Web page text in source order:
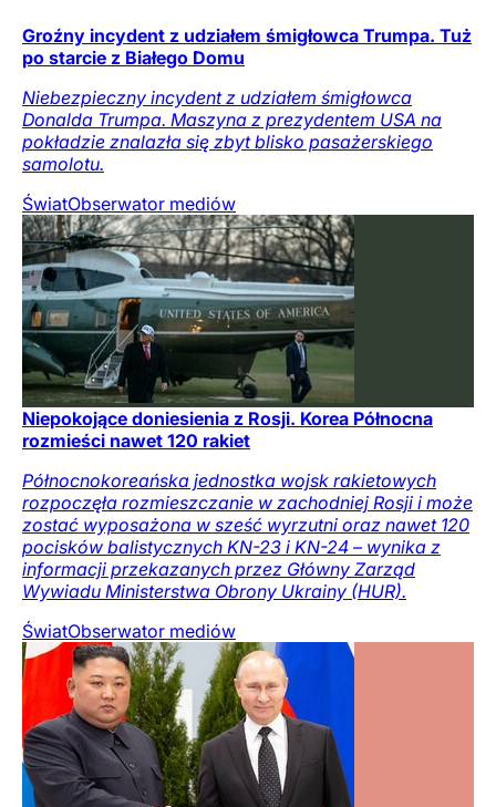
Groźny incydent z udziałem śmigłowca Trumpa. Tuż
po starcie z Białego Domu
Niebezpieczny incydent z udziałem śmigłowca
Donalda Trumpa. Maszyna z prezydentem USA na
pokładzie znalazła się zbyt blisko pasażerskiego
samolotu.
ŚwiatObserwator mediów
Niepokojące doniesienia z Rosji. Korea Północna
rozmieści nawet 120 rakiet
Północnokoreańska jednostka wojsk rakietowych
rozpoczęła rozmieszczanie w zachodniej Rosji i może
zostać wyposażona w sześć wyrzutni oraz nawet 120
pocisków balistycznych KN-23 i KN-24 – wynika z
informacji przekazanych przez Główny Zarząd
Wywiadu Ministerstwa Obrony Ukrainy (HUR).
ŚwiatObserwator mediów